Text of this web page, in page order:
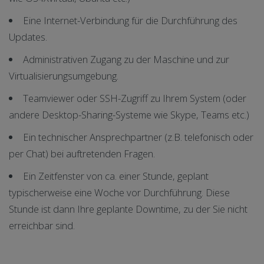
Eine Internet-Verbindung für die Durchführung des
Updates.
Administrativen Zugang zu der Maschine und zur
Virtualisierungsumgebung.
Teamviewer oder SSH-Zugriff zu Ihrem System (oder
andere Desktop-Sharing-Systeme wie Skype, Teams etc.)
Ein technischer Ansprechpartner (z.B. telefonisch oder
per Chat) bei auftretenden Fragen.
Ein Zeitfenster von ca. einer Stunde, geplant
typischerweise eine Woche vor Durchführung. Diese
Stunde ist dann Ihre geplante Downtime, zu der Sie nicht
erreichbar sind.